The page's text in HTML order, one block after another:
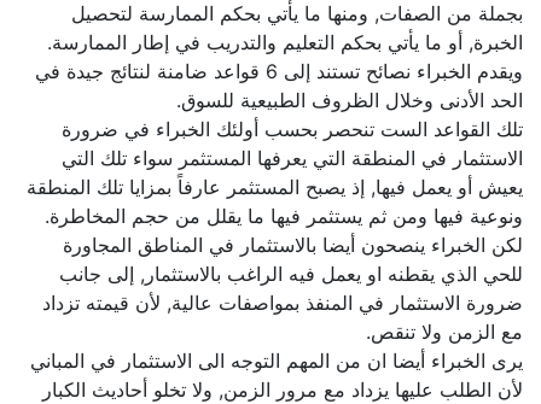
بجملة من الصفات, ومنها ما يأتي بحكم الممارسة لتحصيل
الخبرة, أو ما يأتي بحكم التعليم والتدريب في إطار الممارسة.
ويقدم الخبراء نصائح تستند إلى 6 قواعد ضامنة لنتائج جيدة في
الحد الأدنى وخلال الظروف الطبيعية للسوق.
تلك القواعد الست تنحصر بحسب أولئك الخبراء في ضرورة
الاستثمار في المنطقة التي يعرفها المستثمر سواء تلك التي
يعيش أو يعمل فيها, إذ يصبح المستثمر عارفاً بمزايا تلك المنطقة
ونوعية فيها ومن ثم يستثمر فيها ما يقلل من حجم المخاطرة.
لكن الخبراء ينصحون أيضا بالاستثمار في المناطق المجاورة
للحي الذي يقطنه او يعمل فيه الراغب بالاستثمار, إلى جانب
ضرورة الاستثمار في المنفذ بمواصفات عالية, لأن قيمته تزداد
مع الزمن ولا تنقص.
يرى الخبراء أيضا ان من المهم التوجه الى الاستثمار في المباني
لأن الطلب عليها يزداد مع مرور الزمن, ولا تخلو أحاديث الكبار